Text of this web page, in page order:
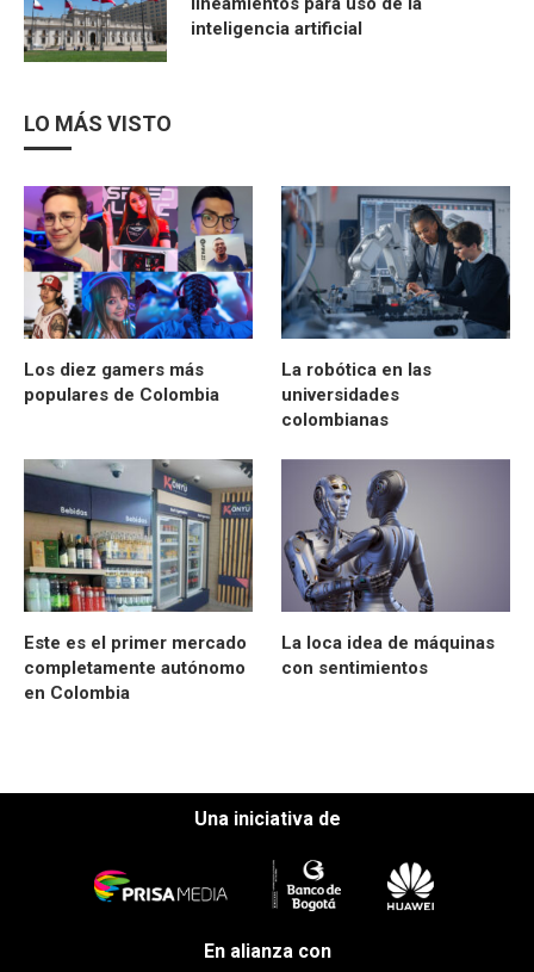
inteligencia artificial
LO MÁS VISTO
Los diez gamers más
populares de Colombia
La robótica en las
universidades
colombianas
Este es el primer mercado
completamente autónomo
en Colombia
La loca idea de máquinas
con sentimientos
Una iniciativa de
En alianza con